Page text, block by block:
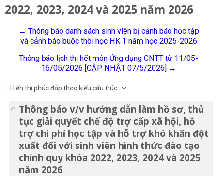
học
2022, 2023, 2024 và 2025 năm 2026
← Thông báo danh sách sinh viên bị cảnh báo học tập
và cảnh báo buộc thôi học HK 1 năm học 2025-2026
Thông báo lịch thi hết môn Ứng dụng CNTT từ 11/05-
16/05/2026 [CẬP NHẬT 07/5/2026] →
Thông báo v/v hướng dẫn làm hồ sơ, thủ
tục giải quyết chế độ trợ cấp xã hội, hỗ
trợ chi phí học tập và hỗ trợ khó khăn đột
xuất đối với sinh viên hình thức đào tạo
chính quy khóa 2022, 2023, 2024 và 2025
năm 2026
Số lượng các câu trả lời: 0